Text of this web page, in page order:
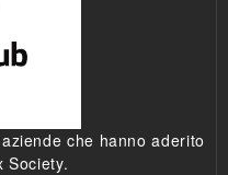
che hanno aderito
Society.